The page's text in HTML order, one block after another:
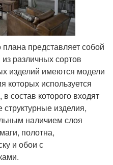
представляет собой
различных сортов
изделий имеются модели
которых используется
состав которого входят
изделия,
наличием слоя
полотна,
и обои с